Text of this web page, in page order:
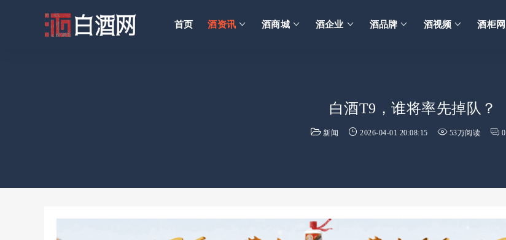
首页 酒资讯 酒商城 酒企业 酒品牌 酒视频 酒柜网
白酒T9，谁将率先掉队？
新闻 2026-04-01 20:08:15 53万阅读 0